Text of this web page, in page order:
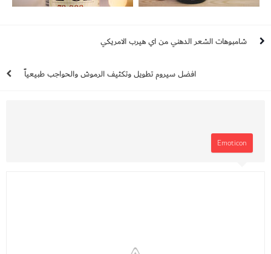
روتيني؟
شامبوهات الشعر الدهني من اي هيرب الامريكي
افضل سيروم تطويل وتكثيف الرموش والحواجب طبيعياً
Emoticon